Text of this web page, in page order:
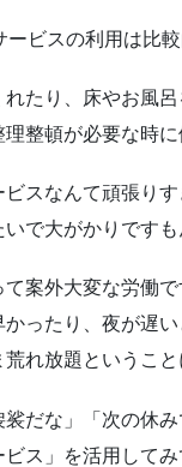
ビスの利用は比較
たり、床やお風
整頓が必要な時に
スなんて頑張り
で大がかりですも
案外大変な労働
ったり、夜が遅
れ放題ということ
裟だな」「次の休
ス」を活用してみ